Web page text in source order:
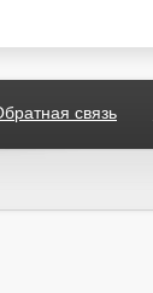
связь